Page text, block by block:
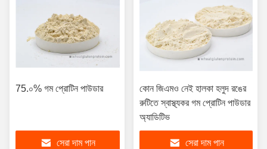
75.০% গম প্রোটিন পাউডার
সেরা দাম পান
কোন জিএমও নেই হালকা হলুদ রঙের
রুটিতে স্বাস্থ্যকর গম প্রোটিন পাউডার
অ্যাডিটিভ
সেরা দাম পান